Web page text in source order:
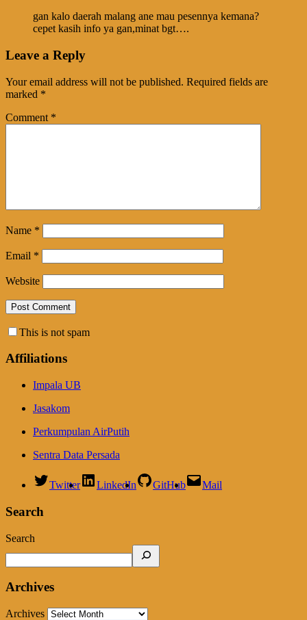
gan kalo daerah malang ane mau pesennya kemana?
cepet kasih info ya gan,minat bgt….
Leave a Reply
Your email address will not be published. Required fields are
marked *
Comment *
Name *
Email *
Website
This is not spam
Affiliations
Impala UB
Jasakom
Perkumpulan AirPutih
Sentra Data Persada
Twitter LinkedIn GitHub Mail
Search
Search
Archives
Archives